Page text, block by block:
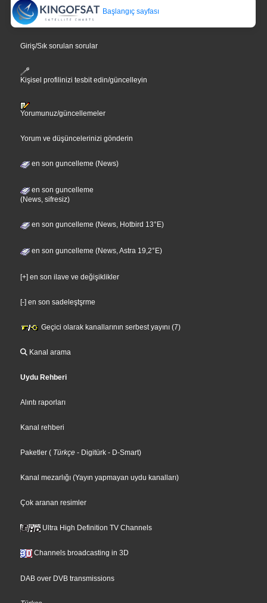
Başlangıç sayfası
Giriş/Sık sorulan sorular
Kişisel profilinizi tesbit edin/güncelleyin
Yorumunuz/güncellemeler
Yorum ve düşüncelerinizi gönderin
en son guncelleme (News)
en son guncelleme
(News, sifresiz)
en son guncelleme (News, Hotbird 13°E)
en son guncelleme (News, Astra 19,2°E)
[+] en son ilave ve değişiklikler
[-] en son sadeleştşrme
Geçici olarak kanallarının serbest yayını (7)
Kanal arama
Uydu Rehberi
Alıntı raporları
Kanal rehberi
Paketler ( Türkçe - Digitürk - D-Smart)
Kanal mezarlığı (Yayın yapmayan uydu kanalları)
Çok aranan resimler
Ultra High Definition TV Channels
Channels broadcasting in 3D
DAB over DVB transmissions